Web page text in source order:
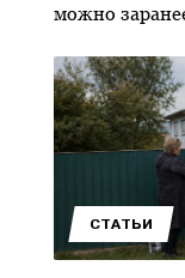
можно
СТАТЬИ